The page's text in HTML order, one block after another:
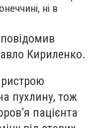
ні в
Кириленко.
пухлину, тож
пацієнта